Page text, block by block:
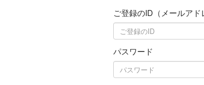
ご登録のID（メールアド
パスワード